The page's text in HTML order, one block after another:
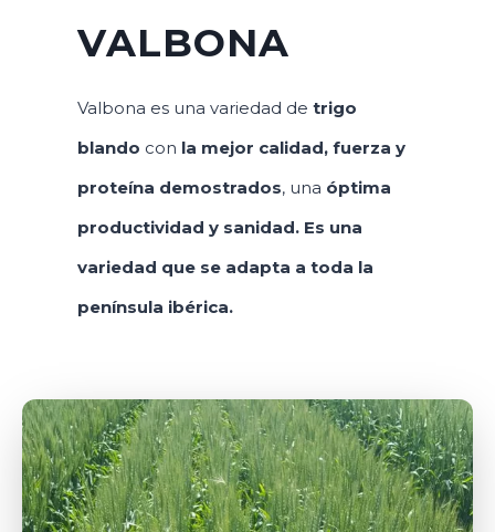
VALBONA
Valbona es una variedad de trigo
blando con la mejor calidad, fuerza y
proteína demostrados, una óptima
productividad y sanidad. Es una
variedad que se adapta a toda la
península ibérica.